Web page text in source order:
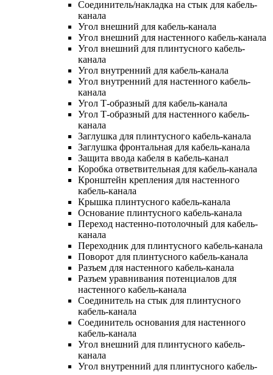
Соединитель/накладка на стык для кабель-
канала
Угол внешний для кабель-канала
Угол внешний для настенного кабель-канала
Угол внешний для плинтусного кабель-
канала
Угол внутренний для кабель-канала
Угол внутренний для настенного кабель-
канала
Угол Т-образный для кабель-канала
Угол Т-образный для настенного кабель-
канала
Заглушка для плинтусного кабель-канала
Заглушка фронтальная для кабель-канала
Защита ввода кабеля в кабель-канал
Коробка ответвительная для кабель-канала
Кронштейн крепления для настенного
кабель-канала
Крышка плинтусного кабель-канала
Основание плинтусного кабель-канала
Переход настенно-потолочный для кабель-
канала
Переходник для плинтусного кабель-канала
Поворот для плинтусного кабель-канала
Разъем для настенного кабель-канала
Разъем уравнивания потенциалов для
настенного кабель-канала
Соединитель на стык для плинтусного
кабель-канала
Соединитель основания для настенного
кабель-канала
Угол внешний для плинтусного кабель-
канала
Угол внутренний для плинтусного кабель-